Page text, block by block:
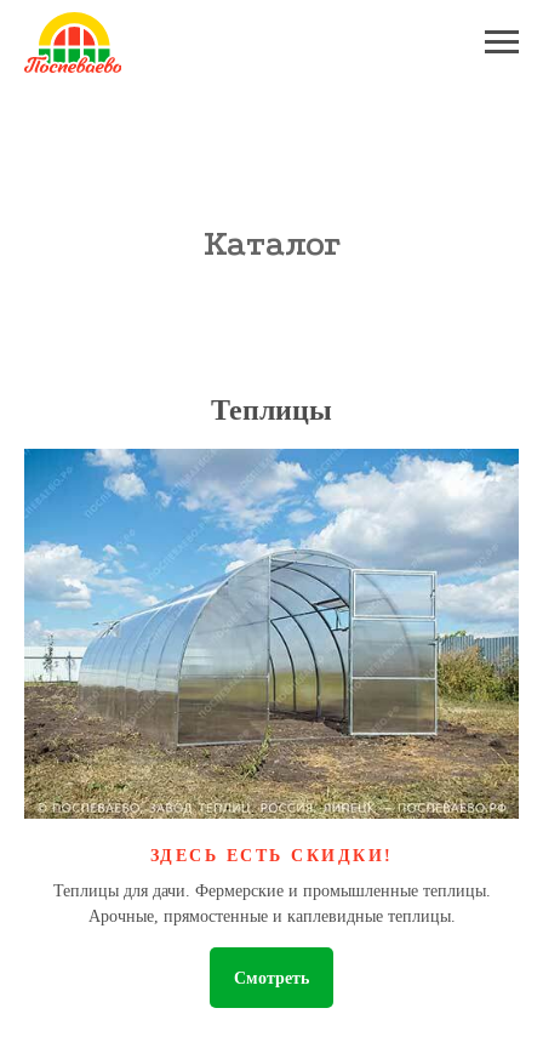
Каталог
Теплицы
ЗДЕСЬ ЕСТЬ СКИДКИ!
Теплицы для дачи. Фермерские и промышленные теплицы.
Арочные, прямостенные и каплевидные теплицы.
Смотреть